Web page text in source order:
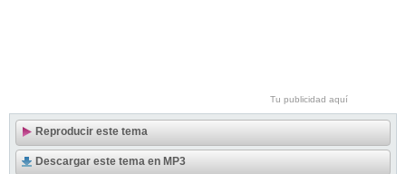
Tu publicidad aquí
Reproducir este tema
Descargar este tema en MP3